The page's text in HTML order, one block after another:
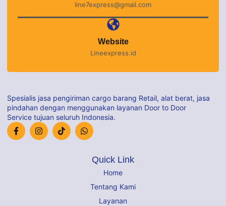
line7express@gmail.com
Website
Lineexpress.id
Spesialis jasa pengiriman cargo barang Retail, alat berat, jasa
pindahan dengan menggunakan layanan Door to Door
Service tujuan seluruh Indonesia.
Quick Link
Home
Tentang Kami
Layanan